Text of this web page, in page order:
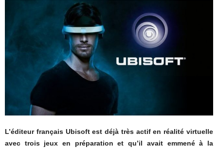
L’éditeur français Ubisoft est déjà très actif en réalité virtuelle
avec trois jeux en préparation et qu’il avait emmené à la